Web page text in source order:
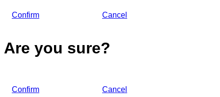
Confirm Cancel
Are you sure?
Confirm Cancel